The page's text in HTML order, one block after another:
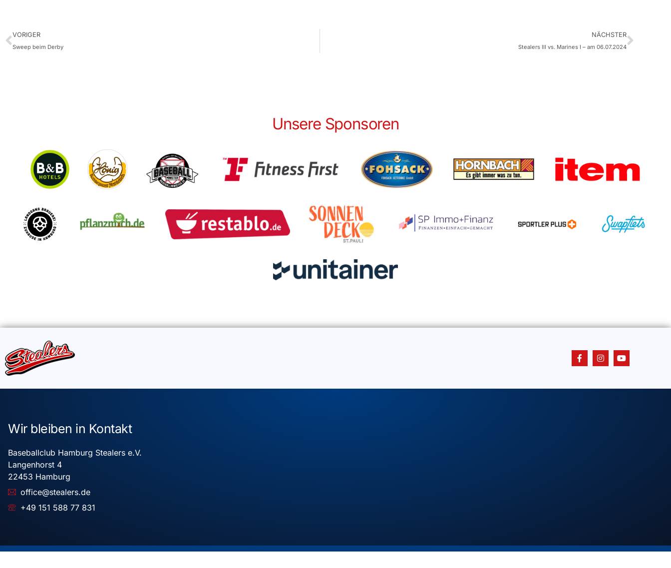
VORIGER
Sweep beim Derby
NÄCHSTER
Stealers III vs. Marines I – am 06.07.2024
Unsere Sponsoren
Wir bleiben in Kontakt
Baseballclub Hamburg Stealers e.V.
Langenhorst 4
22453 Hamburg
office@stealers.de
+49 151 588 77 831